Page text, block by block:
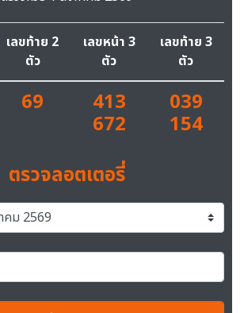
เลขท้าย 2
ตัว
เลขหน้า 3
ตัว
เลขท้าย 3
ตัว
69 413
672
039
154
ตรวจลอตเตอรี่